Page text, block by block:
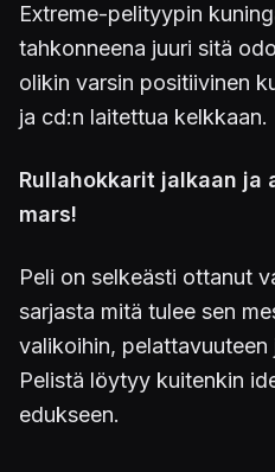
Extreme-pelityypin
tahkonneena juuri sitä
olikin varsin positiivinen
ja cd:n laitettua kelkkaan.
Rullahokkarit jalkaan
mars!
Peli on selkeästi ottanut
sarjasta mitä tulee sen
valikoihin,
Pelistä löytyy kuitenkin
edukseen.